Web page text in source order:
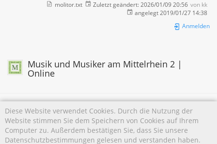
Diese Website verwendet Cookies. Durch die Nutzung der
Website stimmen Sie dem Speichern von Cookies auf Ihrem
Computer zu. Außerdem bestätigen Sie, dass Sie unsere
Datenschutzbestimmungen gelesen und verstanden haben.
molitor.txt Zuletzt geändert: 2026/01/09 20:56 von kk
angelegt 2019/01/27 14:38
Anmelden
Musik und Musiker am Mittelrhein 2 |
Online
Falls nicht anders bezeichnet, ist der Inhalt dieses Wikis unter der folgenden Lizenz
veröffentlicht:
CC Attribution-Noncommercial 4.0 International